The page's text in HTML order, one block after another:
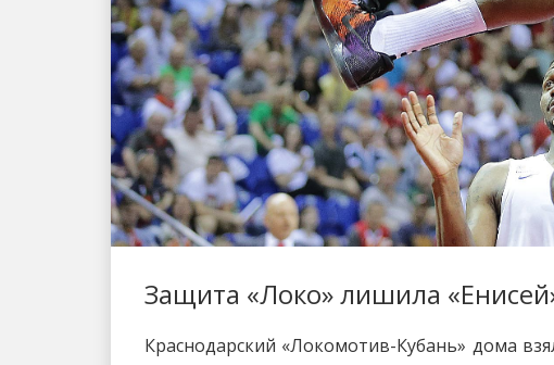
Защита «Локо» лишила
Краснодарский «Локомотив-Кубань» дома